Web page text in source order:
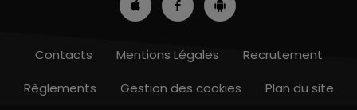
7h00 - 10h00
Contacts Mentions Légales
Recrutement
Règlements
Gestion des cookies Plan du site